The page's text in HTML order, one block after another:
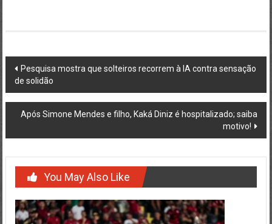
Post
navigation
Pesquisa mostra que solteiros recorrem à IA contra sensação
de solidão
Após Simone Mendes e filho, Kaká Diniz é hospitalizado; saiba
motivo!
You May Also Like